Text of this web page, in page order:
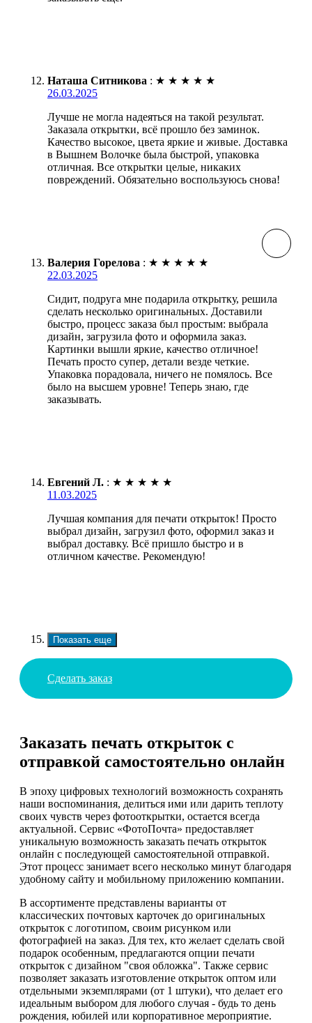
Наташа Ситникова : ★ ★ ★ ★ ★
26.03.2025
Лучше не могла надеяться на такой результат.
Заказала открытки, всё прошло без заминок.
Качество высокое, цвета яркие и живые. Доставка
в Вышнем Волочке была быстрой, упаковка
отличная. Все открытки целые, никаких
повреждений. Обязательно воспользуюсь снова!
Валерия Горелова : ★ ★ ★ ★ ★
22.03.2025
Сидит, подруга мне подарила открытку, решила
сделать несколько оригинальных. Доставили
быстро, процесс заказа был простым: выбрала
дизайн, загрузила фото и оформила заказ.
Картинки вышли яркие, качество отличное!
Печать просто супер, детали везде четкие.
Упаковка порадовала, ничего не помялось. Все
было на высшем уровне! Теперь знаю, где
заказывать.
Евгений Л. : ★ ★ ★ ★ ★
11.03.2025
Лучшая компания для печати открыток! Просто
выбрал дизайн, загрузил фото, оформил заказ и
выбрал доставку. Всё пришло быстро и в
отличном качестве. Рекомендую!
Показать еще
Сделать заказ
Заказать печать открыток с
отправкой самостоятельно онлайн
В эпоху цифровых технологий возможность сохранять
наши воспоминания, делиться ими или дарить теплоту
своих чувств через фотооткрытки, остается всегда
актуальной. Сервис «ФотоПочта» предоставляет
уникальную возможность заказать печать открыток
онлайн с последующей самостоятельной отправкой.
Этот процесс занимает всего несколько минут благодаря
удобному сайту и мобильному приложению компании.
В ассортименте представлены варианты от
классических почтовых карточек до оригинальных
открыток с логотипом, своим рисунком или
фотографией на заказ. Для тех, кто желает сделать свой
подарок особенным, предлагаются опции печати
открыток с дизайном "своя обложка". Также сервис
позволяет заказать изготовление открыток оптом или
отдельными экземплярами (от 1 штуки), что делает его
идеальным выбором для любого случая - будь то день
рождения, юбилей или корпоративное мероприятие.